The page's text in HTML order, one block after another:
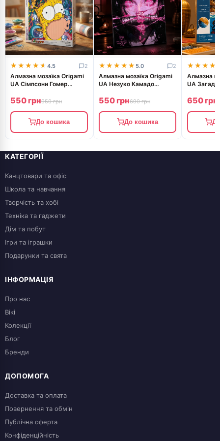
★★★★★
★★★★★ 4.5 2
Алмазна мозаїка Origami
UA Сімпсони Гомер
550 грн950 грн
До кошика
★★★★★
★★★★★ 5.0 2
Алмазна мозаїка Origami
UA Незуко Камадо
демонів 40х50 см OD
550 грн690 грн
До кошика
Алмазна
UA
650 грн
КАТЕГОРІЇ
Канцтовари та офіс
Школа та навчання
Творчість та хобі
Техніка та гаджети
Дім та побут
Ігри та іграшки
Подарунки та свята
ІНФОРМАЦІЯ
Про нас
Вікі
Колекції
Блог
Бренди
ДОПОМОГА
Доставка та оплата
Повернення та обмін
Публічна оферта
Конфіденційність